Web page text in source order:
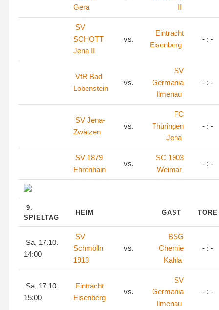
Gera
II
SV
SCHOTT
Jena II
vs.
Eintracht
Eisenberg
- : -
VfR Bad
Lobenstein
vs.
SV
Germania
Ilmenau
- : -
SV Jena-
Zwätzen
vs.
FC
Thüringen
Jena
- : -
SV 1879
Ehrenhain
vs.
SC 1903
Weimar
- : -
9.
SPIELTAG
HEIM GAST
Sa, 17.10.
14:00
SV
Schmölln
1913
vs.
BSG
Chemie
Kahla
- : -
Sa, 17.10.
15:00
Eintracht
Eisenberg
vs.
SV
Germania
Ilmenau
- : -